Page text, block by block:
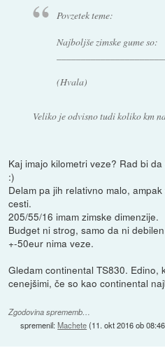
Povzetek teme:
Najboljše zimske gume so:
(Hvala)
Veliko je odvisno tudi koliko km
Kaj imajo kilometri veze? Rad bi
:)
Delam pa jih relativno malo,
cesti.
205/55/16 imam zimske dimenzije.
Budget ni strog, samo da ni
+-50eur nima veze.
Gledam continental TS830. Edino,
cenejšimi, če so kao continental
Zgodovina sprememb…
spremenil:Machete(11. okt 2016 ob 08:46